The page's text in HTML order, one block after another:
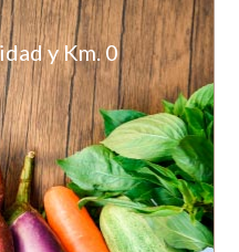
y Km. 0